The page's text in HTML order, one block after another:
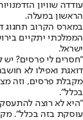
עודדה שוויון
הראשון במעלה.
ישראל.
"חסרים לי פרסים? יש
דואגת ואפילו לא
מקבלת פרסים, וזה
בכלל".
"היא לא רוצה
עוסקת בזה בכלל".